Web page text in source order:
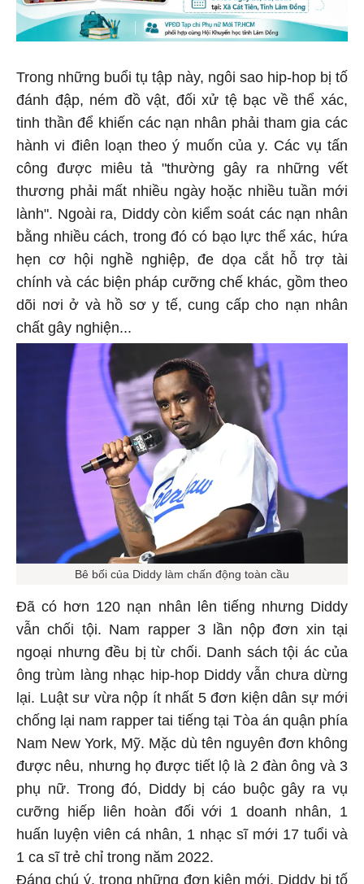
Trong những buổi tụ tập này, ngôi sao hip-hop bị tố
đánh đập, ném đồ vật, đối xử tệ bạc về thể xác,
tinh thần để khiến các nạn nhân phải tham gia các
hành vi điên loạn theo ý muốn của y. Các vụ tấn
công được miêu tả "thường gây ra những vết
thương phải mất nhiều ngày hoặc nhiều tuần mới
lành". Ngoài ra, Diddy còn kiểm soát các nạn nhân
bằng nhiều cách, trong đó có bạo lực thể xác, hứa
hẹn cơ hội nghề nghiệp, đe dọa cắt hỗ trợ tài
chính và các biện pháp cưỡng chế khác, gồm theo
dõi nơi ở và hồ sơ y tế, cung cấp cho nạn nhân
chất gây nghiện...
Bê bối của Diddy làm chấn động toàn cầu
Đã có hơn 120 nạn nhân lên tiếng nhưng Diddy
vẫn chối tội. Nam rapper 3 lần nộp đơn xin tại
ngoại nhưng đều bị từ chối. Danh sách tội ác của
ông trùm làng nhạc hip-hop Diddy vẫn chưa dừng
lại. Luật sư vừa nộp ít nhất 5 đơn kiện dân sự mới
chống lại nam rapper tai tiếng tại Tòa án quận phía
Nam New York, Mỹ. Mặc dù tên nguyên đơn không
được nêu, nhưng họ được tiết lộ là 2 đàn ông và 3
phụ nữ. Trong đó, Diddy bị cáo buộc gây ra vụ
cưỡng hiếp liên hoàn đối với 1 doanh nhân, 1
huấn luyện viên cá nhân, 1 nhạc sĩ mới 17 tuổi và
1 ca sĩ trẻ chỉ trong năm 2022.
Đáng chú ý, trong những đơn kiện mới, Diddy bị tố